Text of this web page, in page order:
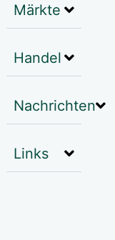
Märkte
Handel
Nachrichten
Links